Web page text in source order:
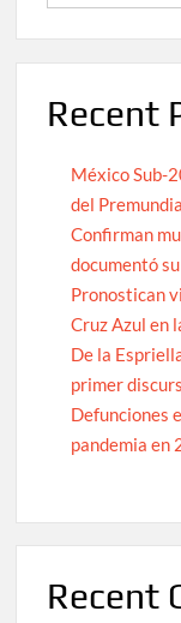
Recent
México Sub-
del
Confirman
documentó
Pronostican
Cruz Azul en
De la
primer
Defunciones
pandemia en
Recent